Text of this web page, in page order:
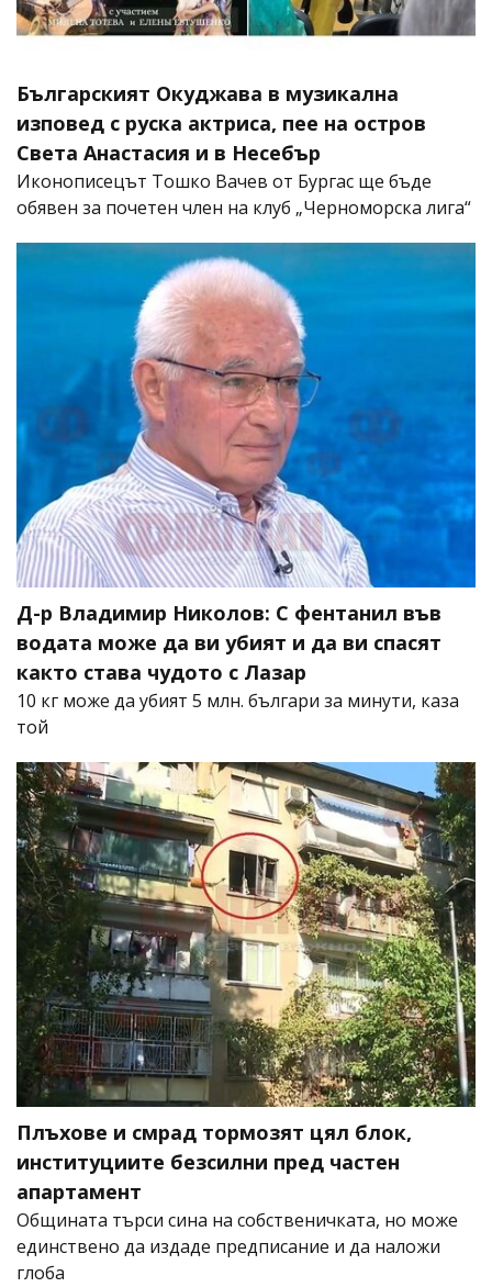
Българският Окуджава в музикална
изповед с руска актриса, пее на остров
Света Анастасия и в Несебър
Иконописецът Тошко Вачев от Бургас ще бъде
обявен за почетен член на клуб „Черноморска лига“
Д-р Владимир Николов: С фентанил във
водата може да ви убият и да ви спасят
както става чудото с Лазар
10 кг може да убият 5 млн. българи за минути, каза
той
Плъхове и смрад тормозят цял блок,
институциите безсилни пред частен
апартамент
Общината търси сина на собственичката, но може
единствено да издаде предписание и да наложи
глоба